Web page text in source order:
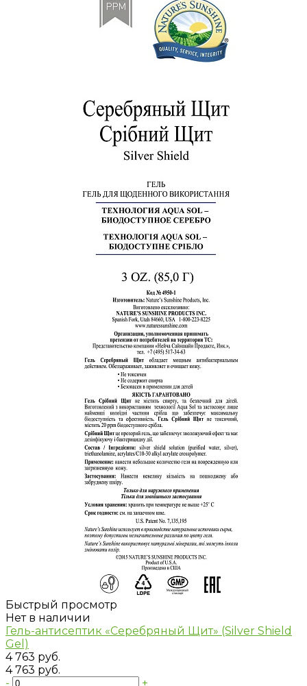
Быстрый просмотр
Нет в наличии
Гель-антисептик «Серебряный Щит» (Silver Shield
Gel)
4 763 руб.
4 763 руб.
-
+